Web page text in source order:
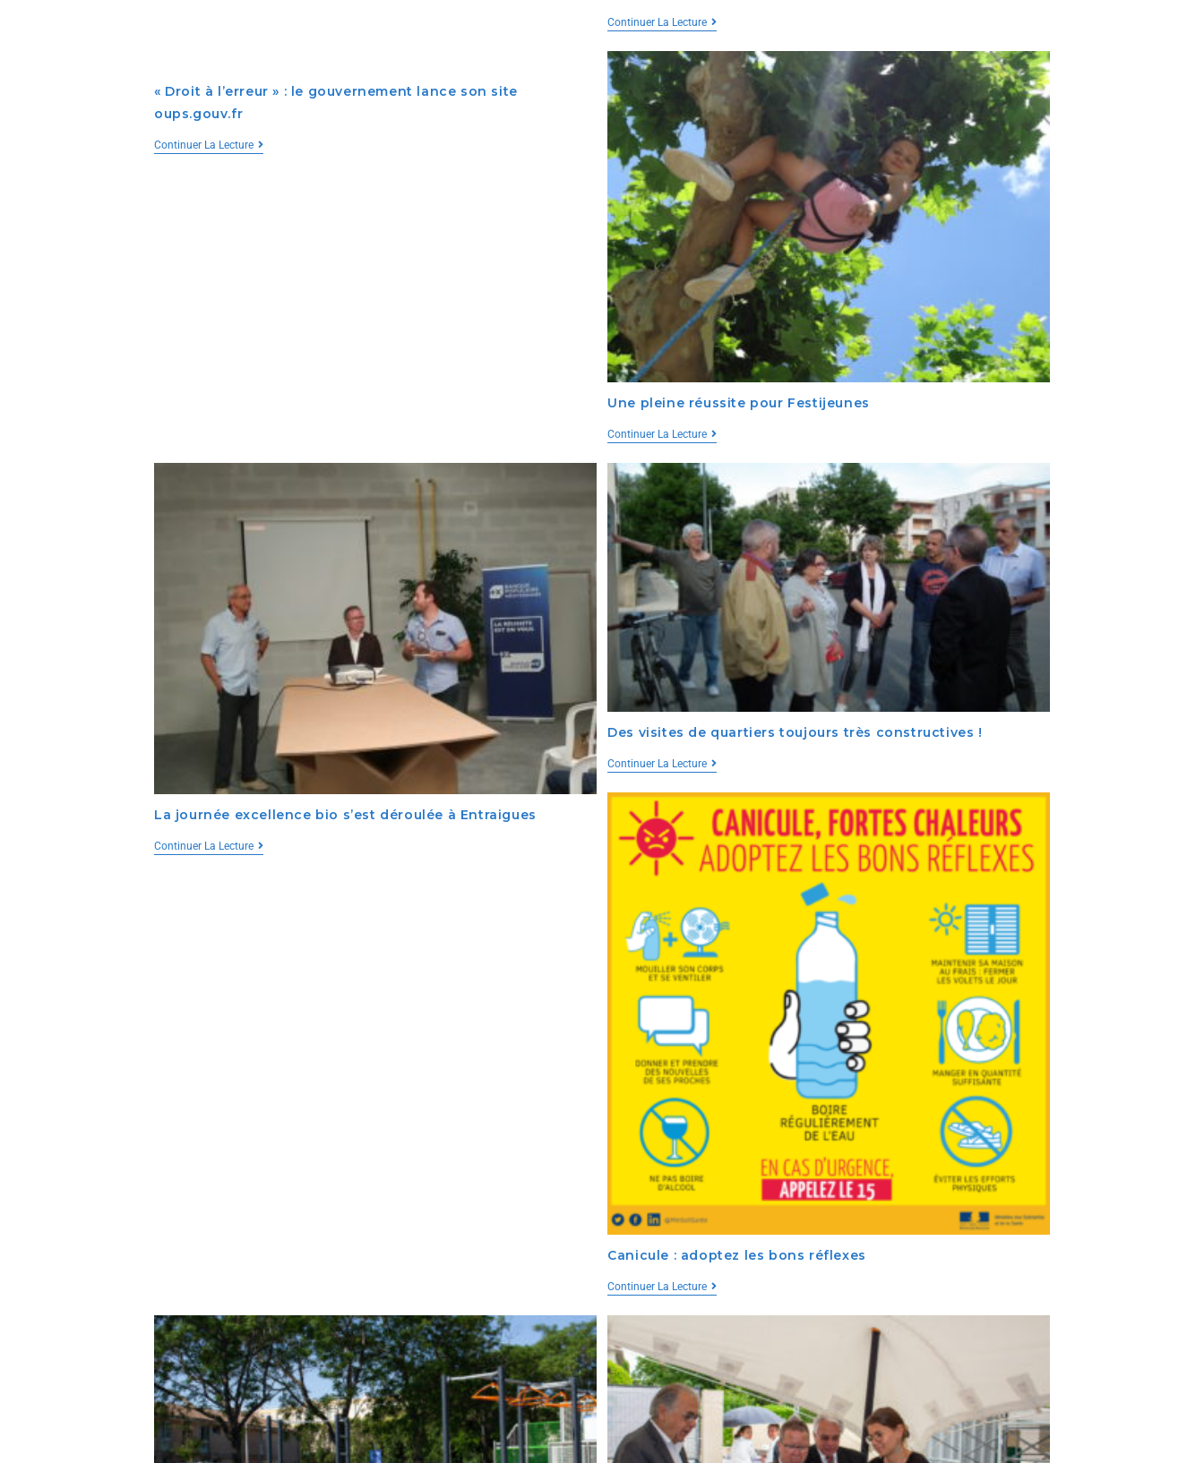
« Droit à l’erreur » : le gouvernement lance son site
oups.gouv.fr
Continuer La Lecture
Continuer La Lecture
Une pleine réussite pour Festijeunes
Continuer La Lecture
La journée excellence bio s’est déroulée à Entraigues
Continuer La Lecture
Des visites de quartiers toujours très constructives !
Continuer La Lecture
Canicule : adoptez les bons réflexes
Continuer La Lecture